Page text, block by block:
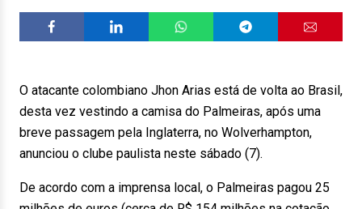
O atacante colombiano Jhon Arias está de volta ao Brasil,
desta vez vestindo a camisa do Palmeiras, após uma
breve passagem pela Inglaterra, no Wolverhampton,
anunciou o clube paulista neste sábado (7).
De acordo com a imprensa local, o Palmeiras pagou 25